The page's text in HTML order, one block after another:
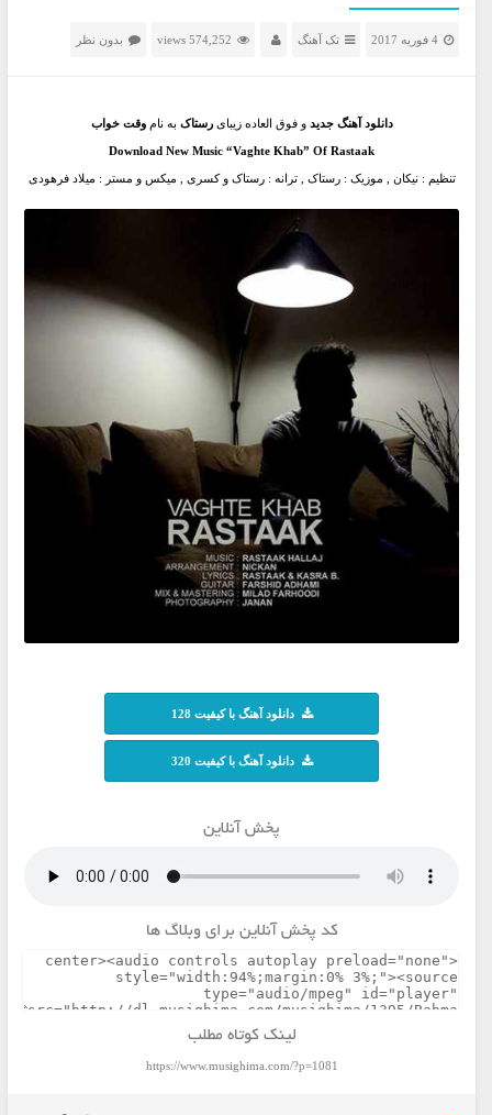
4 فوریه 2017 تک آهنگ 574,252 views بدون نظر
دانلود آهنگ جدید و فوق العاده زیبایرستاک به ناموقت خواب
Download New Music “Vaghte Khab” Of Rastaak
تنظیم : نیکان , موزیک : رستاک , ترانه : رستاک و کسری , میکس و مستر : میلاد فرهودی
دانلود آهنگ با کیفیت 128
دانلود آهنگ با کیفیت 320
پخش آنلاین
کد پخش آنلاین برای وبلاگ ها
لینک کوتاه مطلب
https://www.musighima.com/?p=1081